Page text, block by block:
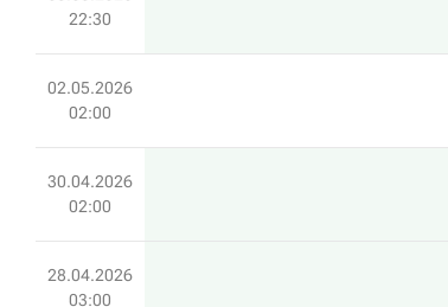
22:30
02.05.2026
02:00
30.04.2026
02:00
28.04.2026
03:00